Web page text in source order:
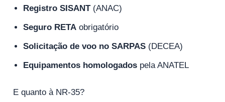
Registro SISANT(ANAC)
Seguro RETA obrigatório
Solicitação de voo no SARPAS (DECEA)
Equipamentos homologados pela ANATEL
E quanto à NR-35?